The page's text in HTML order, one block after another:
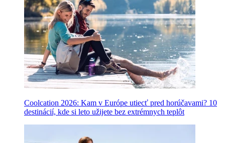
Coolcation 2026: Kam v Európe utiecť pred horúčavami? 10
destinácií, kde si leto užijete bez extrémnych teplôt